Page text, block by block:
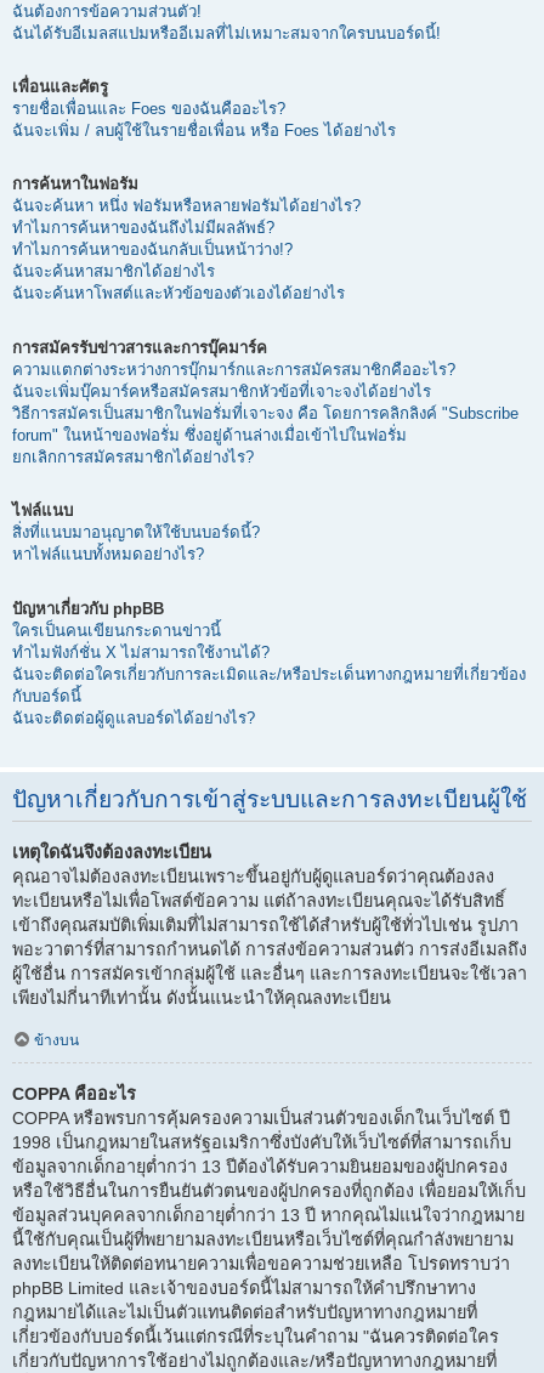
ฉันต้องการข้อความส่วนตัว!
ฉันได้รับอีเมลสแปมหรืออีเมลที่ไม่เหมาะสมจากใครบนบอร์ดนี้!
เพื่อนและศัตรู
รายชื่อเพื่อนและ Foes ของฉันคืออะไร?
ฉันจะเพิ่ม / ลบผู้ใช้ในรายชื่อเพื่อน หรือ Foes ได้อย่างไร
การค้นหาในฟอรัม
ฉันจะค้นหา หนึ่ง ฟอรัมหรือหลายฟอรัมได้อย่างไร?
ทำไมการค้นหาของฉันถึงไม่มีผลลัพธ์?
ทำไมการค้นหาของฉันกลับเป็นหน้าว่าง!?
ฉันจะค้นหาสมาชิกได้อย่างไร
ฉันจะค้นหาโพสต์และหัวข้อของตัวเองได้อย่างไร
การสมัครรับข่าวสารและการบุ๊คมาร์ค
ความแตกต่างระหว่างการบุ๊กมาร์กและการสมัครสมาชิกคืออะไร?
ฉันจะเพิ่มบุ๊คมาร์คหรือสมัครสมาชิกหัวข้อที่เจาะจงได้อย่างไร
วิธีการสมัครเป็นสมาชิกในฟอรั่มที่เจาะจง คือ โดยการคลิกลิงค์ "Subscribe
forum" ในหน้าของฟอรั่ม ซึ่งอยู่ด้านล่างเมื่อเข้าไปในฟอรั่ม
ยกเลิกการสมัครสมาชิกได้อย่างไร?
ไฟล์แนบ
สิ่งที่แนบมาอนุญาตให้ใช้บนบอร์ดนี้?
หาไฟล์แนบทั้งหมดอย่างไร?
ปัญหาเกี่ยวกับ phpBB
ใครเป็นคนเขียนกระดานข่าวนี้
ทำไมฟังก์ชั่น X ไม่สามารถใช้งานได้?
ฉันจะติดต่อใครเกี่ยวกับการละเมิดและ/หรือประเด็นทางกฎหมายที่เกี่ยวข้อง
กับบอร์ดนี้
ฉันจะติดต่อผู้ดูแลบอร์ดได้อย่างไร?
ปัญหาเกี่ยวกับการเข้าสู่ระบบและการลงทะเบียนผู้ใช้
เหตุใดฉันจึงต้องลงทะเบียน
คุณอาจไม่ต้องลงทะเบียนเพราะขึ้นอยู่กับผู้ดูแลบอร์ดว่าคุณต้องลง
ทะเบียนหรือไม่เพื่อโพสต์ข้อความ แต่ถ้าลงทะเบียนคุณจะได้รับสิทธิ์
เข้าถึงคุณสมบัติเพิ่มเติมที่ไม่สามารถใช้ได้สำหรับผู้ใช้ทั่วไปเช่น รูปภา
พอะวาตาร์ที่สามารถกำหนดได้ การส่งข้อความส่วนตัว การส่งอีเมลถึง
ผู้ใช้อื่น การสมัครเข้ากลุ่มผู้ใช้ และอื่นๆ และการลงทะเบียนจะใช้เวลา
เพียงไม่กี่นาทีเท่านั้น ดังนั้นแนะนำให้คุณลงทะเบียน
ข้างบน
COPPA คืออะไร
COPPA หรือพรบการคุ้มครองความเป็นส่วนตัวของเด็กในเว็บไซต์ ปี
1998 เป็นกฎหมายในสหรัฐอเมริกาซึ่งบังคับให้เว็บไซต์ที่สามารถเก็บ
ข้อมูลจากเด็กอายุต่ำกว่า 13 ปีต้องได้รับความยินยอมของผู้ปกครอง
หรือใช้วิธีอื่นในการยืนยันตัวตนของผู้ปกครองที่ถูกต้อง เพื่อยอมให้เก็บ
ข้อมูลส่วนบุคคลจากเด็กอายุต่ำกว่า 13 ปี หากคุณไม่แน่ใจว่ากฎหมาย
นี้ใช้กับคุณเป็นผู้ที่พยายามลงทะเบียนหรือเว็บไซต์ที่คุณกำลังพยายาม
ลงทะเบียนให้ติดต่อทนายความเพื่อขอความช่วยเหลือ โปรดทราบว่า
phpBB Limited และเจ้าของบอร์ดนี้ไม่สามารถให้คำปรึกษาทาง
กฎหมายได้และไม่เป็นตัวแทนติดต่อสำหรับปัญหาทางกฎหมายที่
เกี่ยวข้องกับบอร์ดนี้เว้นแต่กรณีที่ระบุในคำถาม "ฉันควรติดต่อใคร
เกี่ยวกับปัญหาการใช้อย่างไม่ถูกต้องและ/หรือปัญหาทางกฎหมายที่